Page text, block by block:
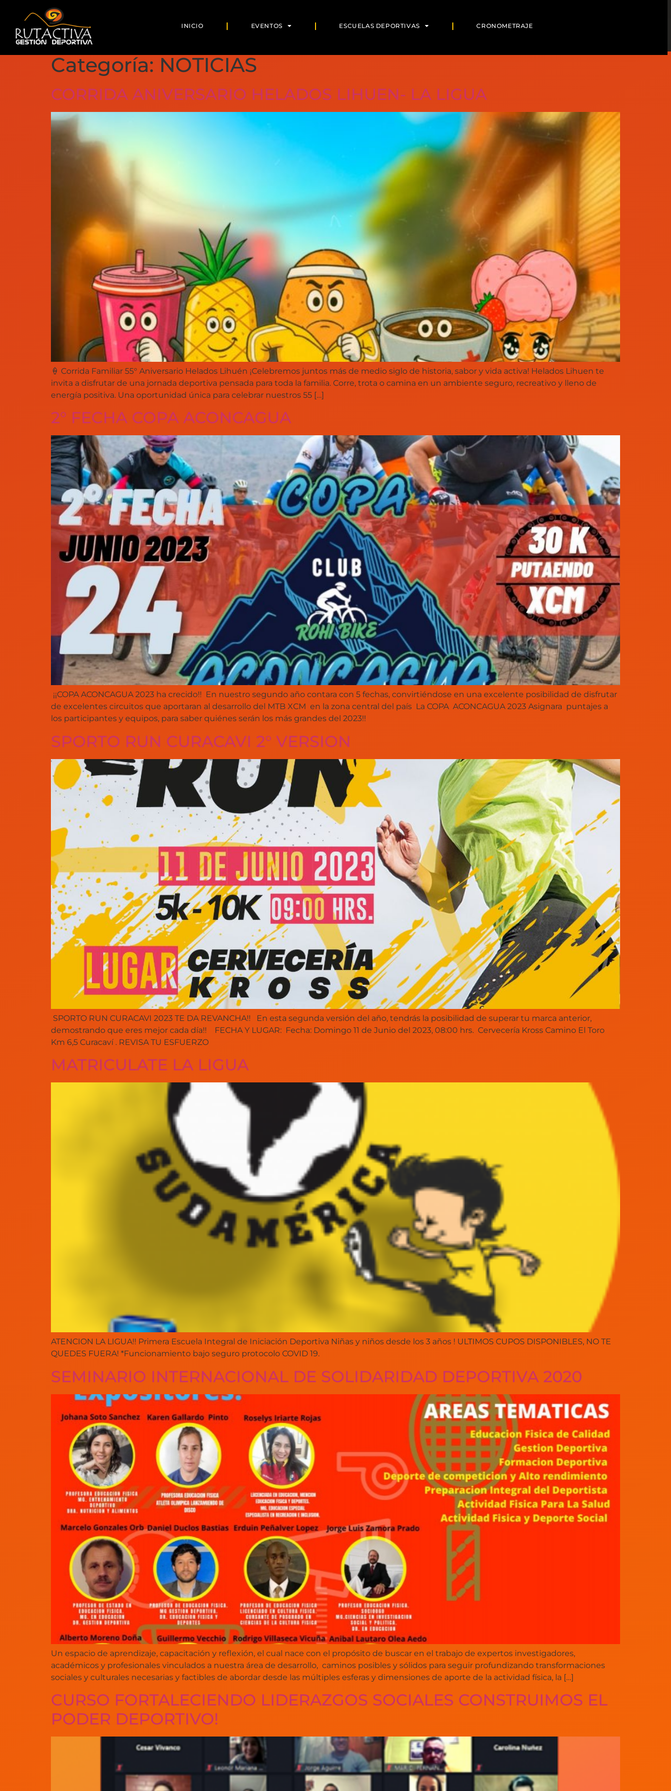
INICIO EVENTOS ESCUELAS DEPORTIVAS CRONOMETRAJE
Categoría: NOTICIAS
CORRIDA ANIVERSARIO HELADOS LIHUEN- LA LIGUA
🍦 Corrida Familiar 55° Aniversario Helados Lihuén ¡Celebremos juntos más de medio siglo de historia, sabor y vida activa! Helados Lihuen te
invita a disfrutar de una jornada deportiva pensada para toda la familia. Corre, trota o camina en un ambiente seguro, recreativo y lleno de
energía positiva. Una oportunidad única para celebrar nuestros 55 […]
2° FECHA COPA ACONCAGUA
¡¡COPA ACONCAGUA 2023 ha crecido!! En nuestro segundo año contara con 5 fechas, convirtiéndose en una excelente posibilidad de disfrutar
de excelentes circuitos que aportaran al desarrollo del MTB XCM en la zona central del país La COPA ACONCAGUA 2023 Asignara puntajes a
los participantes y equipos, para saber quiénes serán los más grandes del 2023!!
SPORTO RUN CURACAVI 2° VERSION
SPORTO RUN CURACAVI 2023 TE DA REVANCHA!! En esta segunda versión del año, tendrás la posibilidad de superar tu marca anterior,
demostrando que eres mejor cada día!! FECHA Y LUGAR: Fecha: Domingo 11 de Junio del 2023, 08:00 hrs. Cervecería Kross Camino El Toro
Km 6,5 Curacaví . REVISA TU ESFUERZO
MATRICULATE LA LIGUA
ATENCION LA LIGUA!! Primera Escuela Integral de Iniciación Deportiva Niñas y niños desde los 3 años ! ULTIMOS CUPOS DISPONIBLES, NO TE
QUEDES FUERA! *Funcionamiento bajo seguro protocolo COVID 19.
SEMINARIO INTERNACIONAL DE SOLIDARIDAD DEPORTIVA 2020
Un espacio de aprendizaje, capacitación y reflexión, el cual nace con el propósito de buscar en el trabajo de expertos investigadores,
académicos y profesionales vinculados a nuestra área de desarrollo, caminos posibles y sólidos para seguir profundizando transformaciones
sociales y culturales necesarias y factibles de abordar desde las múltiples esferas y dimensiones de aporte de la actividad física, la […]
CURSO FORTALECIENDO LIDERAZGOS SOCIALES CONSTRUIMOS EL
PODER DEPORTIVO!